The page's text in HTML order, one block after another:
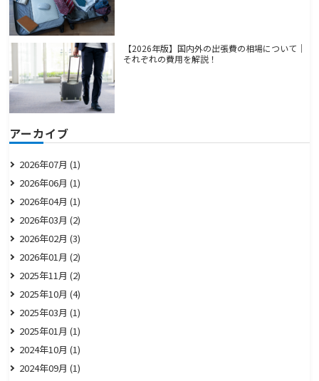
【2026年版】国内外の出張費の相場について｜
それぞれの費用を解説！
アーカイブ
2026年07月 (1)
2026年06月 (1)
2026年04月 (1)
2026年03月 (2)
2026年02月 (3)
2026年01月 (2)
2025年11月 (2)
2025年10月 (4)
2025年03月 (1)
2025年01月 (1)
2024年10月 (1)
2024年09月 (1)